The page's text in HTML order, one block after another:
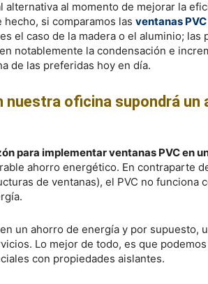
alternativa al momento de mejorar la
si comparamos las ventanas
el caso de la madera o el aluminio;
notablemente la condensación e
de las preferidas hoy en día.
nuestra oficina supondrá un
para implementar ventanas PVC en
ahorro energético. En contraparte
de ventanas), el PVC no funciona
un ahorro de energía y por supuesto,
Lo mejor de todo, es que
con propiedades aislantes.